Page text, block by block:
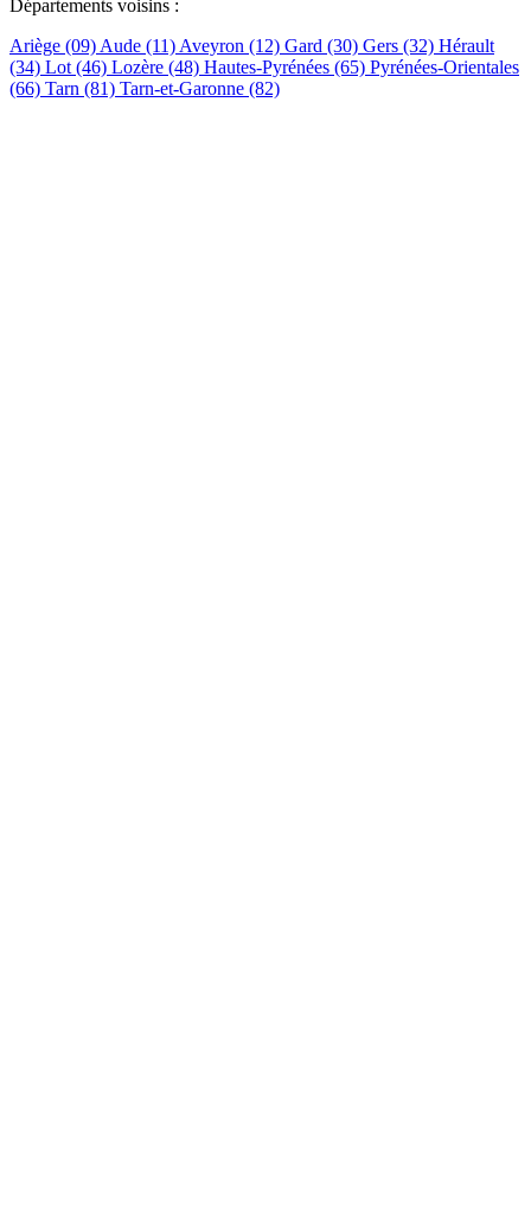
Départements voisins :
Ariège (09) Aude (11) Aveyron (12) Gard (30) Gers (32) Hérault
(34) Lot (46) Lozère (48) Hautes-Pyrénées (65) Pyrénées-Orientales
(66) Tarn (81) Tarn-et-Garonne (82)